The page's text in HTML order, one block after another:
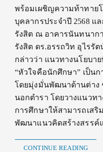
พร้อมเผชิญความท้าทาย
บุคลากรประจำปี 2568 แ
รังสิต ณ อาคารนันทนาก
รังสิต ดร.อรรถวิท อุไรรั
กล่าวว่า แนวทางนโยบา
“หัวใจคือนักศึกษา” เป็น
โดยมุ่งมั่นพัฒนาด้านต่าง
นอกตำรา โดยวางแนวท
การศึกษาให้สามารถเสริ
พัฒนาแนวคิดสร้างสรร
CONTINUE READING